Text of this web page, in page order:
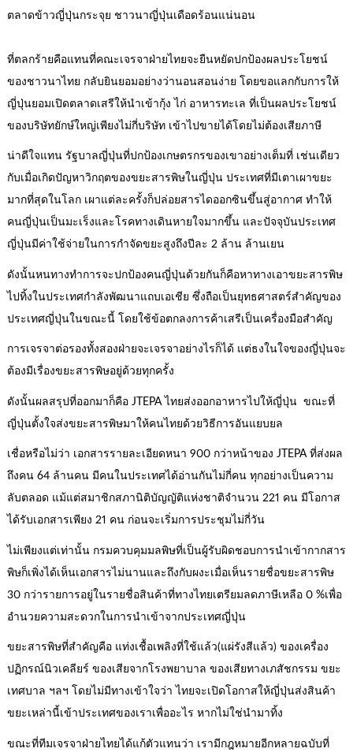
ตลาดข้าวญี่ปุ่นกระจุย ชาวนาญี่ปุ่นเดือดร้อนแน่นอน
ที่ตลกร้ายคือแทนที่คณะเจรจาฝ่ายไทยจะยืนหยัดปกป้องผลประโยชน์
ของชาวนาไทย กลับยินยอมอย่างว่านอนสอนง่าย โดยขอแลกกับการให้
ญี่ปุ่นยอมเปิดตลาดเสรีให้นำเข้ากุ้ง ไก่ อาหารทะเล ที่เป็นผลประโยชน์
ของบริษัทยักษ์ใหญ่เพียงไม่กี่บริษัท เข้าไปขายได้โดยไม่ต้องเสียภาษี
น่าดีใจแทน รัฐบาลญี่ปุ่นที่ปกป้องเกษตรกรของเขาอย่างเต็มที่ เช่นเดียว
กับเมื่อเกิดปัญหาวิกฤตของขยะสารพิษในญี่ปุ่น ประเทศที่มีเตาเผาขยะ
มากที่สุดในโลก เผาแต่ละครั้งก็ปล่อยสารไดออกซินขึ้นสู่อากาศ ทำให้
คนญี่ปุ่นเป็นมะเร็งและโรคทางเดินหายใจมากขึ้น และปัจจุบันประเทศ
ญี่ปุ่นมีค่าใช้จ่ายในการกำจัดขยะสูงถึงปีละ 2 ล้าน ล้านเยน
ดังนั้นหนทางทำการจะปกป้องคนญี่ปุ่นด้วยกันก็คือหาทางเอาขยะสารพิษ
ไปทิ้งในประเทศกำลังพัฒนาแถบเอเชีย ซึ่งถือเป็นยุทธศาสตร์สำคัญของ
ประเทศญี่ปุ่นในขณะนี้ โดยใช้ข้อตกลงการค้าเสรีเป็นเครื่องมือสำคัญ
การเจรจาต่อรองทั้งสองฝ่ายจะเจรจาอย่างไรก็ได้ แต่ธงในใจของญี่ปุ่นจะ
ต้องมีเรื่องขยะสารพิษอยู่ด้วยทุกครั้ง
ดังนั้นผลสรุปที่ออกมาก็คือ JTEPA ไทยส่งออกอาหารไปให้ญี่ปุ่น ขณะที่
ญี่ปุ่นตั้งใจส่งขยะสารพิษมาให้คนไทยด้วยวิธีการอันแยบยล
เชื่อหรือไม่ว่า เอกสารรายละเอียดหนา 900 กว่าหน้าของ JTEPA ที่ส่งผล
ถึงคน 64 ล้านคน มีคนในประเทศได้อ่านกันไม่กี่คน ทุกอย่างเป็นความ
ลับตลอด แม้แต่สมาชิกสภานิติบัญญัติแห่งชาติจำนวน 221 คน มีโอกาส
ได้รับเอกสารเพียง 21 คน ก่อนจะเริ่มการประชุมไม่กี่วัน
ไม่เพียงแต่เท่านั้น กรมควบคุมมลพิษที่เป็นผู้รับผิดชอบการนำเข้ากากสาร
พิษก็เพิ่งได้เห็นเอกสารไม่นานและถึงกับผงะเมื่อเห็นรายชื่อขยะสารพิษ
30 กว่ารายการอยู่ในรายชื่อสินค้าที่ทางไทยเตรียมลดภาษีเหลือ 0 %เพื่อ
อำนวยความสะดวกในการนำเข้าจากประเทศญี่ปุ่น
ขยะสารพิษที่สำคัญคือ แท่งเชื้อเพลิงที่ใช้แล้ว(แผ่รังสีแล้ว) ของเครื่อง
ปฏิกรณ์นิวเคลียร์ ของเสียจากโรงพยาบาล ของเสียทางเภสัชกรรม ขยะ
เทศบาล ฯลฯ โดยไม่มีทางเข้าใจว่า ไทยจะเปิดโอกาสให้ญี่ปุ่นส่งสินค้า
ขยะเหล่านี้เข้าประเทศของเราเพื่ออะไร หากไม่ใช่นำมาทิ้ง
ขณะที่ทีมเจรจาฝ่ายไทยได้แก้ตัวแทนว่า เรามีกฎหมายอีกหลายฉบับที่